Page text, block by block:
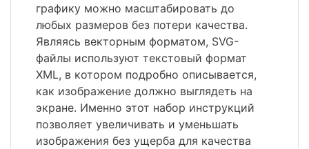
графику можно масштабировать до
любых размеров без потери качества.
Являясь векторным форматом, SVG-
файлы используют текстовый формат
XML, в котором подробно описывается,
как изображение должно выглядеть на
экране. Именно этот набор инструкций
позволяет увеличивать и уменьшать
изображения без ущерба для качества